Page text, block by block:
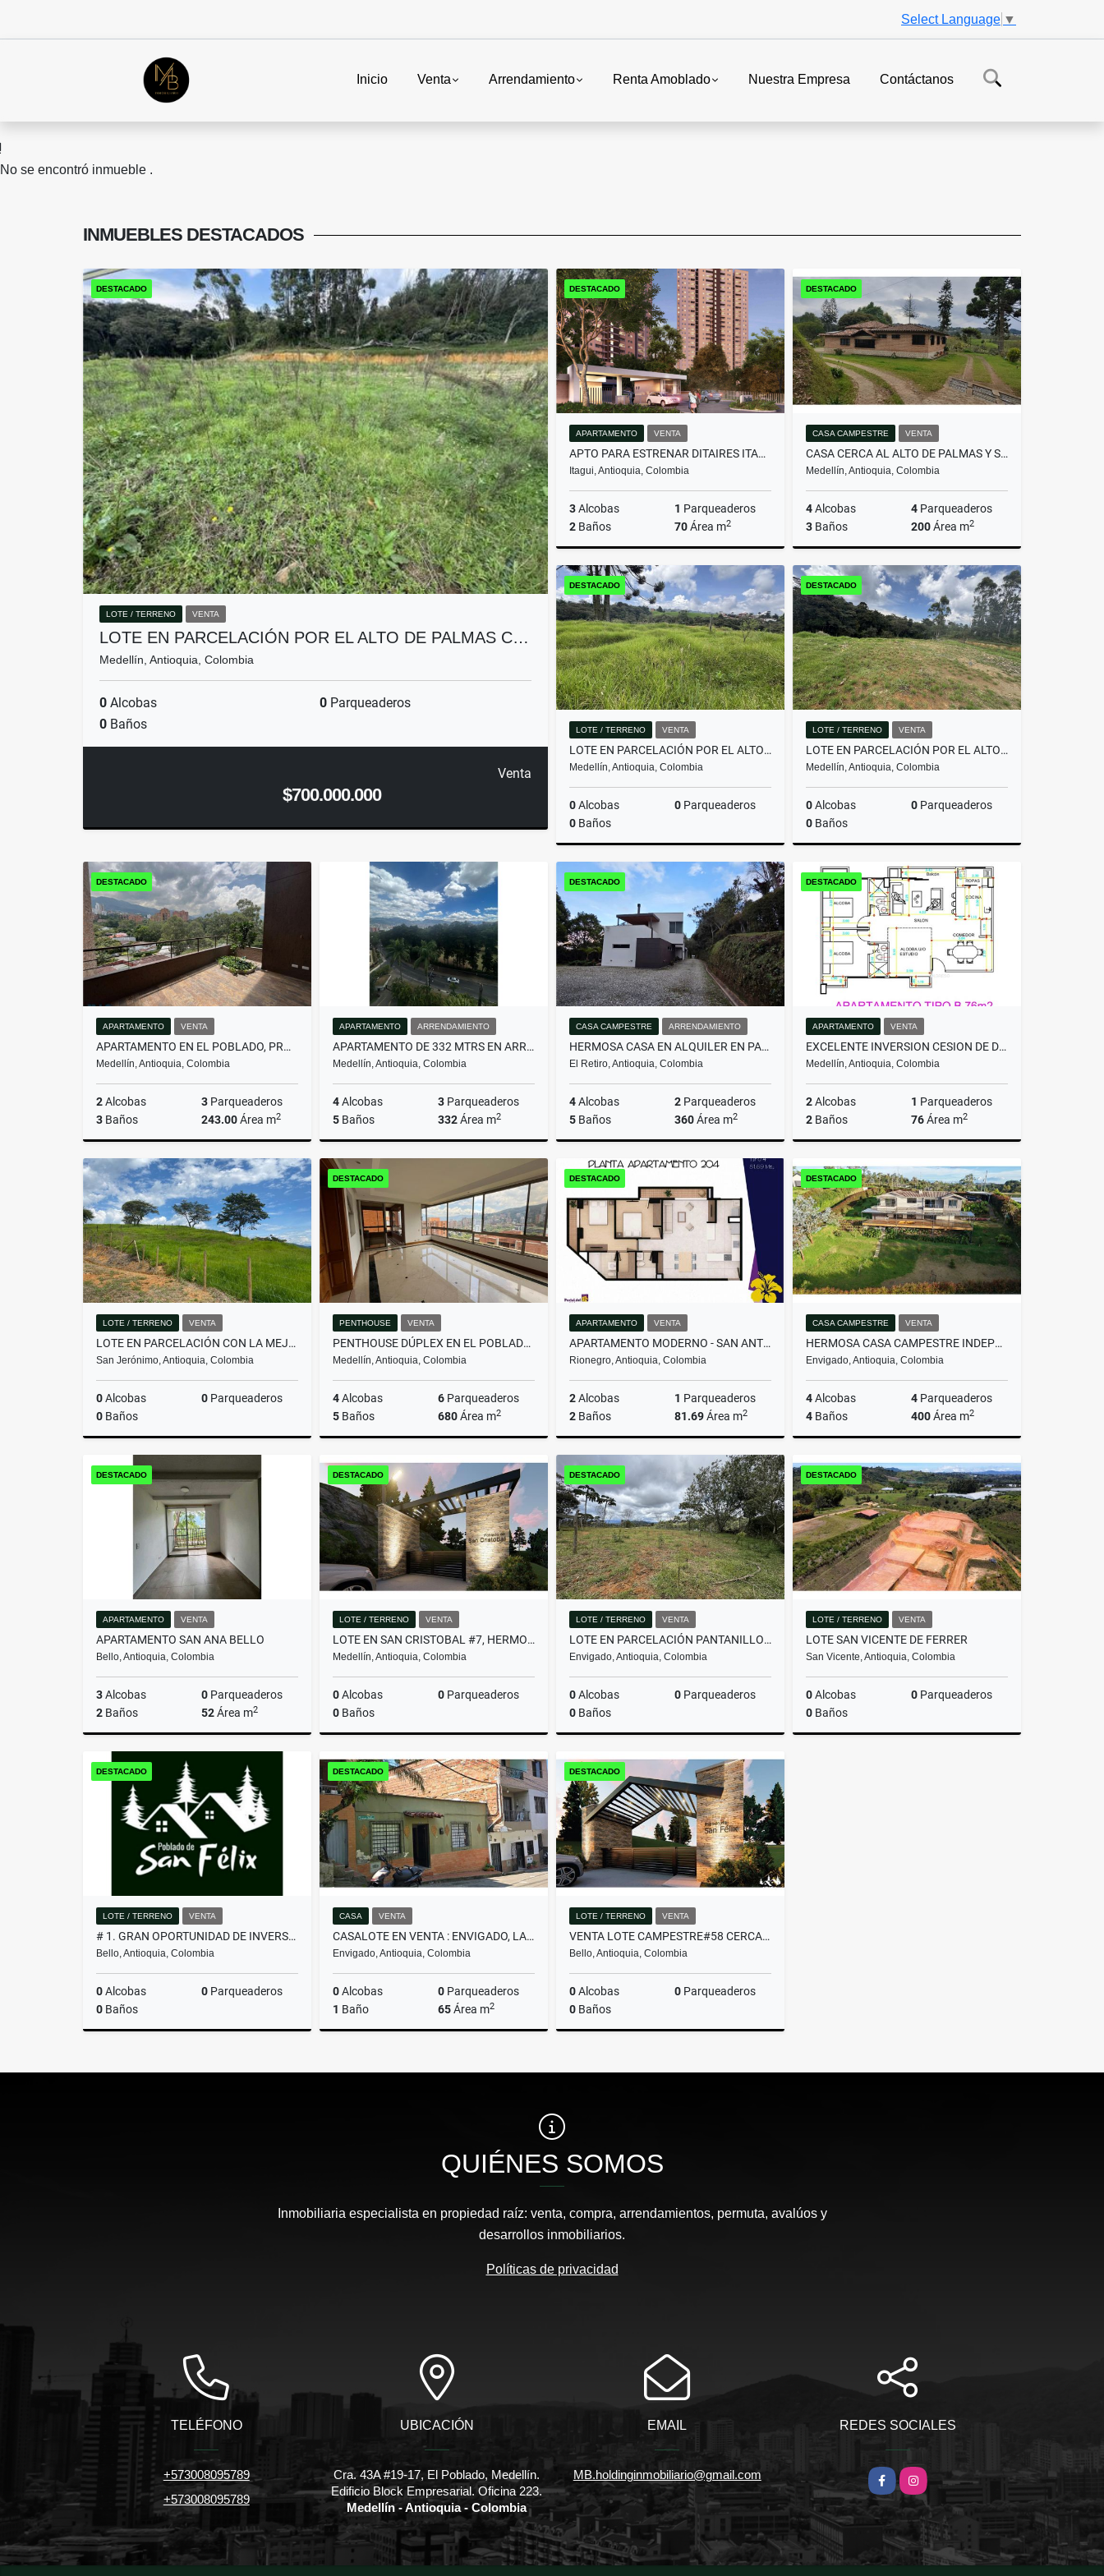
Select Language ▼
Inicio Venta Arrendamiento Renta Amoblado Nuestra Empresa Contáctanos
No se encontró inmueble .
INMUEBLES DESTACADOS
DESTACADO
LOTE / TERRENO VENTA
LOTE EN PARCELACIÓN POR EL ALTO DE PALMAS C…
Medellín, Antioquia, Colombia
0 Alcobas 0 Parqueaderos
0 Baños
Venta
$700.000.000
DESTACADO
APARTAMENTO VENTA
APTO PARA ESTRENAR DITAIRES ITAGUI
Itagui, Antioquia, Colombia
3Alcobas 1 Parqueaderos
2 Baños 70Área m2
Venta
$550.000.000
DESTACADO
CASA CAMPESTRE VENTA
CASA CERCA AL ALTO DE PALMAS Y SANTA ELENA
Medellín, Antioquia, Colombia
4Alcobas 4 Parqueaderos
3 Baños 200Área m2
Venta
$1.200.000.000
DESTACADO
LOTE / TERRENO VENTA
LOTE EN PARCELACIÓN POR EL ALTO DE PALMAS CON LICENCIA
Medellín, Antioquia, Colombia
0Alcobas 0 Parqueaderos
0 Baños
Venta
$600.000.000
DESTACADO
LOTE / TERRENO VENTA
LOTE EN PARCELACIÓN POR EL ALTO DE PALMAS CON LICENCIA
Medellín, Antioquia, Colombia
0Alcobas 0 Parqueaderos
0 Baños
Venta
$800.000.000
DESTACADO
APARTAMENTO VENTA
APARTAMENTO EN EL POBLADO, PROYECTO NUEVO PARA DIS...(MLS#259674)
Medellín, Antioquia, Colombia
2Alcobas 3 Parqueaderos
3 Baños 243.00Área m2
Venta
$2.650.000.000
APARTAMENTO ARRENDAMIENTO
APARTAMENTO DE 332 MTRS EN ARRIENDO EN EL POBLADO, MEDELLÍN
Medellín, Antioquia, Colombia
4Alcobas 3 Parqueaderos
5 Baños 332Área m2
DESTACADO
CASA CAMPESTRE ARRENDAMIENTO
HERMOSA CASA EN ALQUILER EN PARCELACIÓN CAMPESTRE EN EL RETIRO
El Retiro, Antioquia, Colombia
4Alcobas 2 Parqueaderos
5 Baños 360Área m2
Arrendamiento
DESTACADO
APARTAMENTO VENTA
EXCELENTE INVERSION CESION DE DERECHOS ACABADO MODERNO -FLORESTA
Medellín, Antioquia, Colombia
2Alcobas 1 Parqueaderos
2 Baños 76Área m2
Venta
$607.200.000
LOTE / TERRENO VENTA
LOTE EN PARCELACIÓN CON LA MEJOR VISTA DEL SECTOR
San Jerónimo, Antioquia, Colombia
0Alcobas 0 Parqueaderos
0 Baños
$699.360.000
DESTACADO
PENTHOUSE VENTA
PENTHOUSE DÚPLEX EN EL POBLADO: VISTAS, ESPACIOS Y EXCLUSIVIDAD.
Medellín, Antioquia, Colombia
4Alcobas 6 Parqueaderos
5 Baños 680Área m2
Venta
$3.950.000.000
DESTACADO
APARTAMENTO VENTA
APARTAMENTO MODERNO - SAN ANTONIO DE PEREIRA
Rionegro, Antioquia, Colombia
2Alcobas 1 Parqueaderos
2 Baños 81.69Área m2
Venta
$580.000.000
DESTACADO
CASA CAMPESTRE VENTA
HERMOSA CASA CAMPESTRE INDEPENDIENTE EN EL ALTO DE LAS PALMAS
Envigado, Antioquia, Colombia
4Alcobas 4 Parqueaderos
4 Baños 400Área m2
Venta
$2.800.000.000
DESTACADO
APARTAMENTO VENTA
APARTAMENTO SAN ANA BELLO
Bello, Antioquia, Colombia
3Alcobas 0 Parqueaderos
2 Baños 52Área m2
$280.000.000.000
DESTACADO
LOTE / TERRENO VENTA
LOTE EN SAN CRISTOBAL #7, HERMOSA VISTA PANORAMICA EN PARCELACION
Medellín, Antioquia, Colombia
0Alcobas 0 Parqueaderos
0 Baños
Venta
$357.480.000
DESTACADO
LOTE / TERRENO VENTA
LOTE EN PARCELACIÓN PANTANILLO ENVIGADO ALTOS DE LA MANUELA
Envigado, Antioquia, Colombia
0Alcobas 0 Parqueaderos
0 Baños
Venta
$2.000.000.000
DESTACADO
LOTE / TERRENO VENTA
LOTE SAN VICENTE DE FERRER
San Vicente, Antioquia, Colombia
0Alcobas 0 Parqueaderos
0 Baños
DESTACADO
LOTE / TERRENO VENTA
# 1. GRAN OPORTUNIDAD DE INVERSIÓN, LOTE EN VENTA EN SAN FÉLIX
Bello, Antioquia, Colombia
0Alcobas 0 Parqueaderos
0 Baños
$260.000.000
DESTACADO
CASA VENTA
CASALOTE EN VENTA : ENVIGADO, LA SEBASTIANA
Envigado, Antioquia, Colombia
0Alcobas 0 Parqueaderos
1 Baño 65Área m2
$430.000.000
DESTACADO
LOTE / TERRENO VENTA
VENTA LOTE CAMPESTRE#58 CERCA A MEDELLÍN, VISTA PANORÁMICA SIN PEAJE
Bello, Antioquia, Colombia
0Alcobas 0 Parqueaderos
0 Baños
$382.480.000
QUIÉNES SOMOS
Inmobiliaria especialista en propiedad raíz: venta, compra, arrendamientos, permuta, avalúos y
desarrollos inmobiliarios.
Políticas de privacidad
TELÉFONO
+573008095789
+573008095789
UBICACIÓN
Cra. 43A #19-17, El Poblado, Medellín.
Edificio Block Empresarial. Oficina 223.
Medellín - Antioquia - Colombia
EMAIL
MB.holdinginmobiliario@gmail.com
REDES SOCIALES
FacebookInstagram